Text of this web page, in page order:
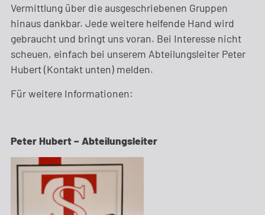
Vermittlung über die ausgeschriebenen Gruppen
hinaus dankbar. Jede weitere helfende Hand wird
gebraucht und bringt uns voran. Bei Interesse nicht
scheuen, einfach bei unserem Abteilungsleiter Peter
Hubert (Kontakt unten) melden.
Für weitere Informationen:
Peter Hubert – Abteilungsleiter